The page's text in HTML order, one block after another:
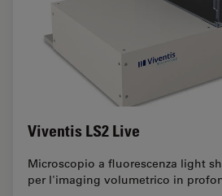
Viventis LS2 Live
Microscopio a fluorescenza light
per l'imaging volumetrico in